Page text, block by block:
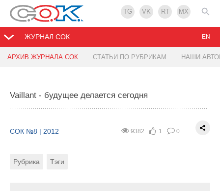
TG VK RT MX
ЖУРНАЛ СОК
АРХИВ ЖУРНАЛА СОК СТАТЬИ ПО РУБРИКАМ НАШИ
EN
Vaillant - будущее делается сегодня
9382 1 0
СОК №8 | 2012
Рубрика Тэги
9342 0 1
СОК №8 | 2012
20106
СОК №8 | 2012
Рубрика Тэги
Качество отопительных приборов определяется в